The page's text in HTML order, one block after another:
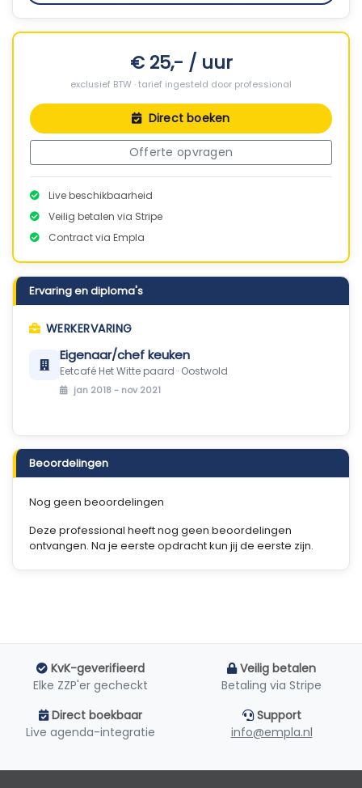
€ 25,- / uur
exclusief BTW · tarief ingesteld door professional
Direct boeken
Offerte opvragen
Live beschikbaarheid
Veilig betalen via Stripe
Contract via Empla
Ervaring en diploma's
WERKERVARING
Eigenaar/chef keuken
Eetcafé Het Witte paard · Oostwold
jan 2018 - nov 2021
Beoordelingen
Nog geen beoordelingen
Deze professional heeft nog geen beoordelingen
ontvangen. Na je eerste opdracht kun jij de eerste zijn.
KvK-geverifieerd
Elke ZZP'er gecheckt
Veilig betalen
Betaling via Stripe
Direct boekbaar
Live agenda-integratie
Support
info@empla.nl